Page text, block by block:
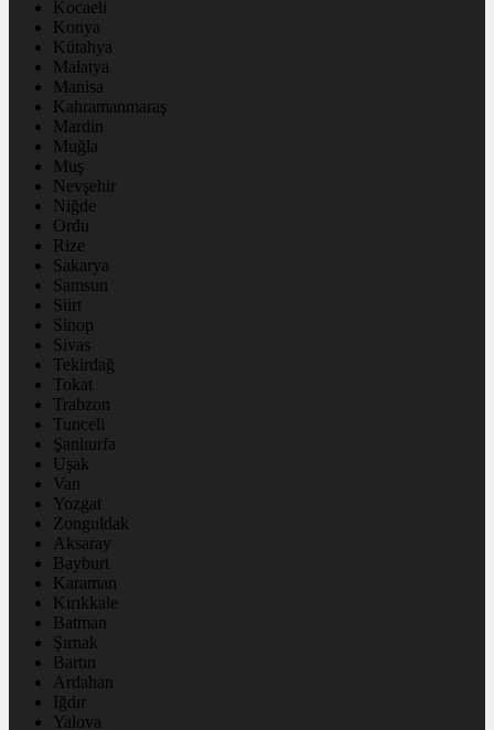
Kocaeli
Konya
Kütahya
Malatya
Manisa
Kahramanmaraş
Mardin
Muğla
Muş
Nevşehir
Niğde
Ordu
Rize
Sakarya
Samsun
Siirt
Sinop
Sivas
Tekirdağ
Tokat
Trabzon
Tunceli
Şanlıurfa
Uşak
Van
Yozgat
Zonguldak
Aksaray
Bayburt
Karaman
Kırıkkale
Batman
Şırnak
Bartın
Ardahan
Iğdır
Yalova